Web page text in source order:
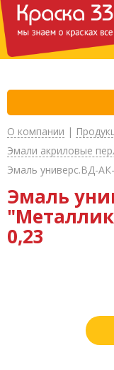
О компании |
Эмали акриловые
Эмаль универс.ВД-
Эмаль
0,23